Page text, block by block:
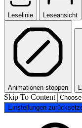
Leselinie Leseansicht
Animationen stoppen
Skip To Content
Einstellungen